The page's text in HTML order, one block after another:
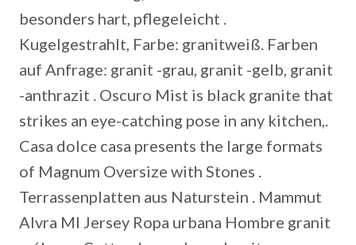
besonders hart, pflegeleicht .
Kugelgestrahlt, Farbe: granitweiß. Farben
auf Anfrage: granit -grau, granit -gelb, granit
-anthrazit . Oscuro Mist is black granite that
strikes an eye-catching pose in any kitchen,.
Casa dolce casa presents the large formats
of Magnum Oversize with Stones .
Terrassenplatten aus Naturstein . Mammut
Alvra Ml Jersey Ropa urbana Hombre granit